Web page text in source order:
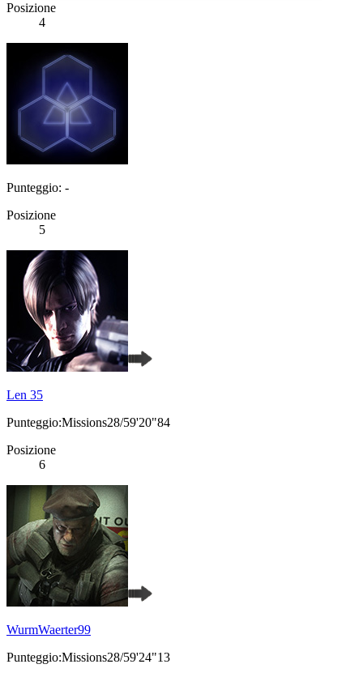
Posizione
4
Punteggio: -
Posizione
5
Len 35
Punteggio:Missions28/59'20"84
Posizione
6
WurmWaerter99
Punteggio:Missions28/59'24"13